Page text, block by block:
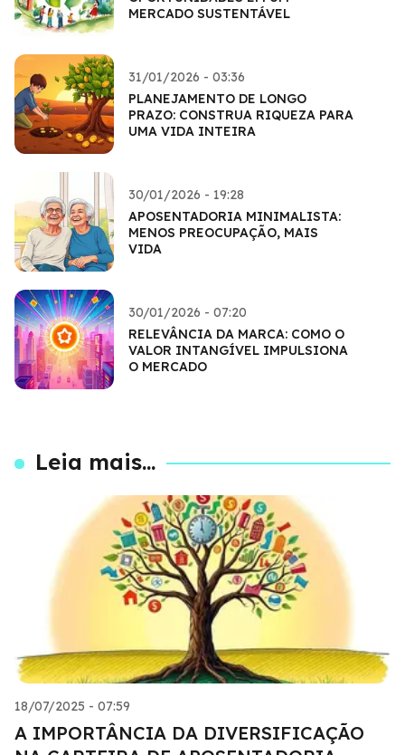
MERCADO SUSTENTÁVEL
31/01/2026 - 03:36
PLANEJAMENTO DE LONGO
PRAZO: CONSTRUA RIQUEZA PARA
UMA VIDA INTEIRA
30/01/2026 - 19:28
APOSENTADORIA MINIMALISTA:
MENOS PREOCUPAÇÃO, MAIS
VIDA
30/01/2026 - 07:20
RELEVÂNCIA DA MARCA: COMO O
VALOR INTANGÍVEL IMPULSIONA
O MERCADO
Leia mais...
18/07/2025 - 07:59
A IMPORTÂNCIA DA DIVERSIFICAÇÃO